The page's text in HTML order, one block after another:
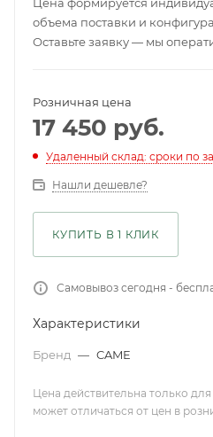
объема поставки и
Оставьте заявку — мы
Розничная цена
17 450 руб.
Удаленный склад: сроки по
Нашли дешевле?
КУПИТЬ В 1 КЛИК
Самовывоз сегодня -
Характеристики
Бренд — CAME
Цена действительна только
может отличаться от цен в